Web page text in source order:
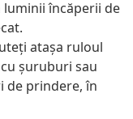
încăperii de
atașa ruloul
șuruburi sau
de prindere, în